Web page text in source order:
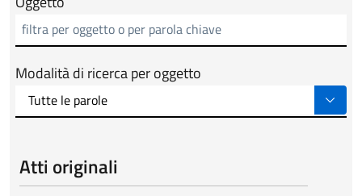
Modalità di ricerca per oggetto
Atti originali